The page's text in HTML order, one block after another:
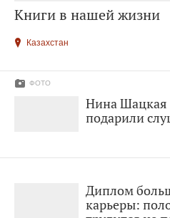
Книги в нашей жизни
Казахстан
Нина Шацкая
подарили
ФОТО
Диплом
карьеры: